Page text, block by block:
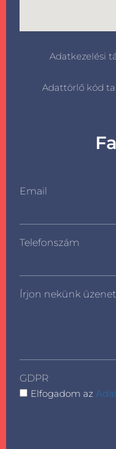
Adatkezelési
Adattörlő kód
Email
Telefonszám
Írjon nekünk
GDPR
Elfogadom az